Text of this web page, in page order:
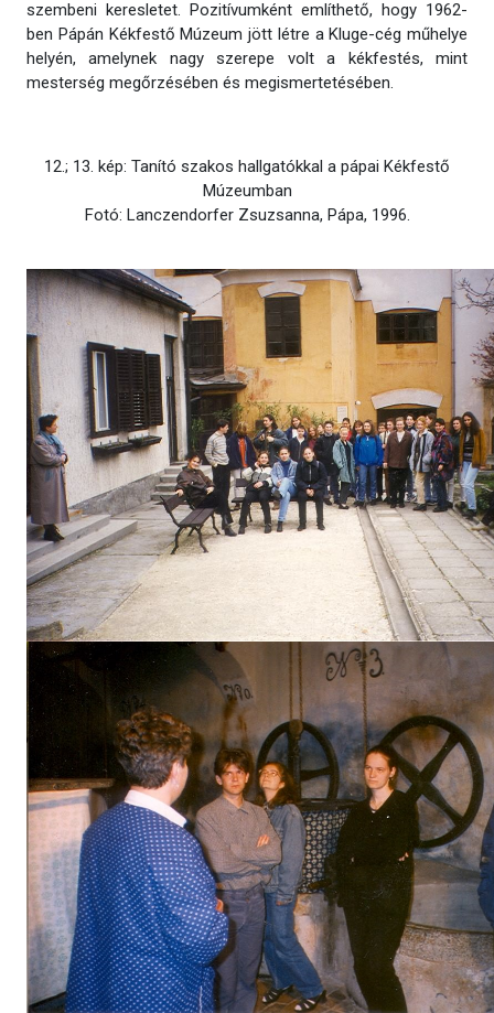
szembeni keresletet. Pozitívumként említhető, hogy 1962-
ben Pápán Kékfestő Múzeum jött létre a Kluge-cég műhelye
helyén, amelynek nagy szerepe volt a kékfestés, mint
mesterség megőrzésében és megismertetésében.
12.; 13. kép: Tanító szakos hallgatókkal a pápai Kékfestő
Múzeumban
Fotó: Lanczendorfer Zsuzsanna, Pápa, 1996.